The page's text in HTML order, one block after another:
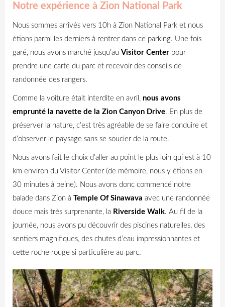
Notre expérience à Zion National Park
Nous sommes arrivés vers 10h à Zion National Park et nous
étions parmi les derniers à rentrer dans ce parking. Une fois
garé, nous avons marché jusqu’au Visitor Center pour
prendre une carte du parc et recevoir des conseils de
randonnée des rangers.
Comme la voiture était interdite en avril, nous avons
emprunté la navette de la Zion Canyon Drive. En plus de
préserver la nature, c’est très agréable de se faire conduire et
d’observer le paysage sans se soucier de la route.
Nous avons fait le choix d’aller au point le plus loin qui est à 10
km environ du Visitor Center (de mémoire, nous y étions en
30 minutes à peine). Nous avons donc commencé notre
balade dans Zion à Temple Of Sinawava avec une randonnée
douce mais très surprenante, la Riverside Walk. Au fil de la
journée, nous avons pu découvrir des piscines naturelles, des
sentiers magnifiques, des chutes d’eau impressionnantes et
cette roche rouge si particulière au parc.